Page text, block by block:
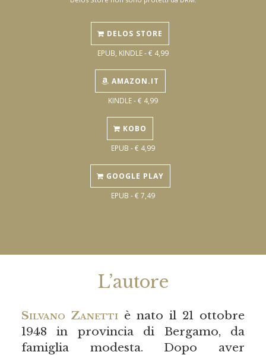
DELOS STORE
EPUB, KINDLE - € 4,99
AMAZON.IT
KINDLE - € 4,99
KOBO
EPUB - € 4,99
GOOGLE PLAY
EPUB - € 7,49
L’autore
Silvano Zanettiè nato il 21 ottobre
1948 in provincia di Bergamo, da
famiglia modesta. Dopo aver